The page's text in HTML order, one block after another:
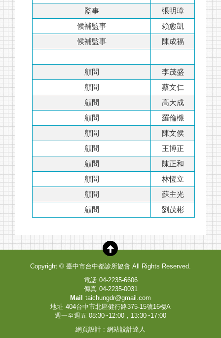
監事
張明璋
候補監事
賴愈凱
候補監事
陳成福
顧問
李茂盛
顧問
蔡文仁
顧問
高大成
顧問
羅倫檭
顧問
陳文侯
顧問
王博正
顧問
陳正和
顧問
林恆立
顧問
蘇主光
顧問
劉茂彬
Copyright © 臺中市台中都診所協會 All Rights Reserved.
電話 04-2235-6606
傳真 04-2235-0031
Mail taichungdr@gmail.com
地址 404台中市北區健行路375-15號16樓A
週一至週五 08:30~12:00，13:30~17:00
網頁設計 : 網站設計達人